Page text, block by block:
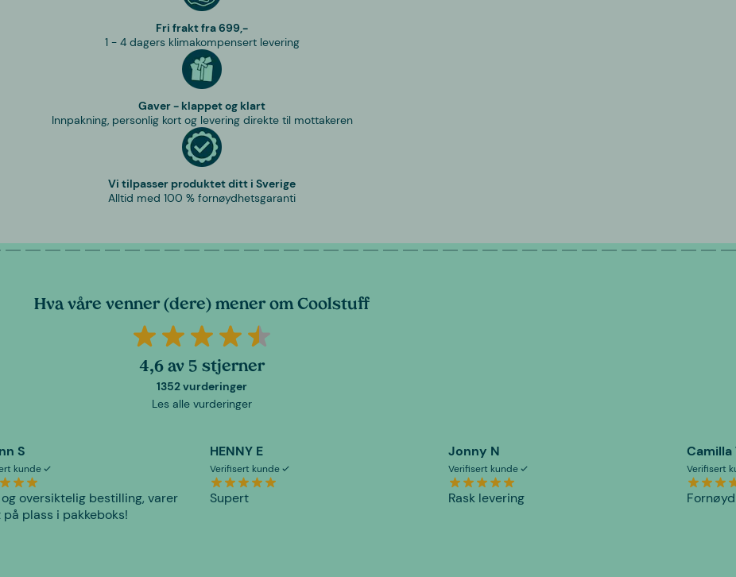
Fri frakt fra 699,-
1 - 4 dagers klimakompensert levering
Gaver - klappet og klart
Innpakning, personlig kort og levering direkte til mottakeren
Vi tilpasser produktet ditt i Sverige
Alltid med 100 % fornøydhetsgaranti
Hva våre venner (dere) mener om Coolstuff
4,6 av 5 stjerner
1352 vurderinger
Les alle vurderinger
S
kunde
og oversiktelig bestilling, varer
på plass i pakkeboks!
HENNY E
Verifisert kunde
Supert
Jonny N
Verifisert kunde
Rask levering
Camilla
Verifisert
Fornøyd